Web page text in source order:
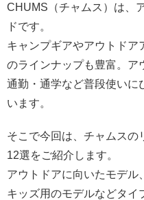
CHUMS（チャムス）は、
ドです。
キャンプギアやアウトドア
のラインナップも豊富。ア
通勤・通学など普段使いに
います。
そこで今回は、チャムスの
12選をご紹介します。
アウトドアに向いたモデル
キッズ用のモデルなどタイ